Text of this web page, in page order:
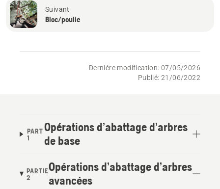
Suivant
Bloc/poulie
Dernière modification: 07/05/2026
Publié: 21/06/2022
PART
1
Opérations d’abattage d’arbres
de base
PARTIE
2
Opérations d’abattage d’arbres
avancées